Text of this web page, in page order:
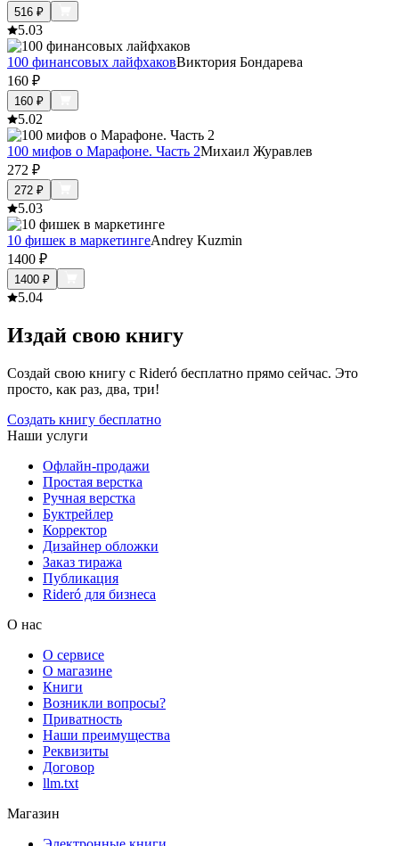
516 ₽
5.03
100 финансовых лайфхаковВиктория Бондарева
160 ₽
160 ₽
5.02
100 мифов о Марафоне. Часть 2Михаил Журавлев
272 ₽
272 ₽
5.03
10 фишек в маркетингеAndrey Kuzmin
1400 ₽
1400 ₽
5.04
Издай свою книгу
Создай свою книгу с Rideró бесплатно прямо сейчас. Это
просто, как раз, два, три!
Создать книгу бесплатно
Наши услуги
Офлайн-продажи
Простая верстка
Ручная верстка
Буктрейлер
Корректор
Дизайнер обложки
Заказ тиража
Публикация
Rideró для бизнеса
О нас
О сервисе
О магазине
Книги
Возникли вопросы?
Приватность
Наши преимущества
Реквизиты
Договор
llm.txt
Магазин